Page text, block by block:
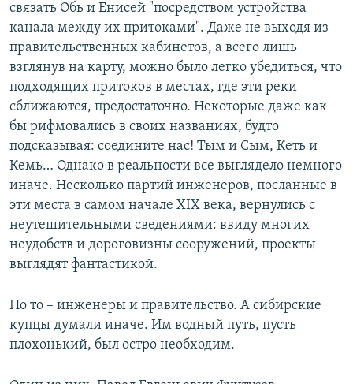
связать Обь и Енисей "посредством устройства
канала между их притоками". Даже не выходя из
правительственных кабинетов, а всего лишь
взглянув на карту, можно было легко убедиться, что
подходящих притоков в местах, где эти реки
сближаются, предостаточно. Некоторые даже как
бы рифмовались в своих названиях, будто
подсказывая: соедините нас! Тым и Сым, Кеть и
Кемь… Однако в реальности все выглядело немного
иначе. Несколько партий инженеров, посланные в
эти места в самом начале XIX века, вернулись с
неутешительными сведениями: ввиду многих
неудобств и дороговизны сооружений, проекты
выглядят фантастикой.
Но то – инженеры и правительство. А сибирские
купцы думали иначе. Им водный путь, пусть
плохонький, был остро необходим.